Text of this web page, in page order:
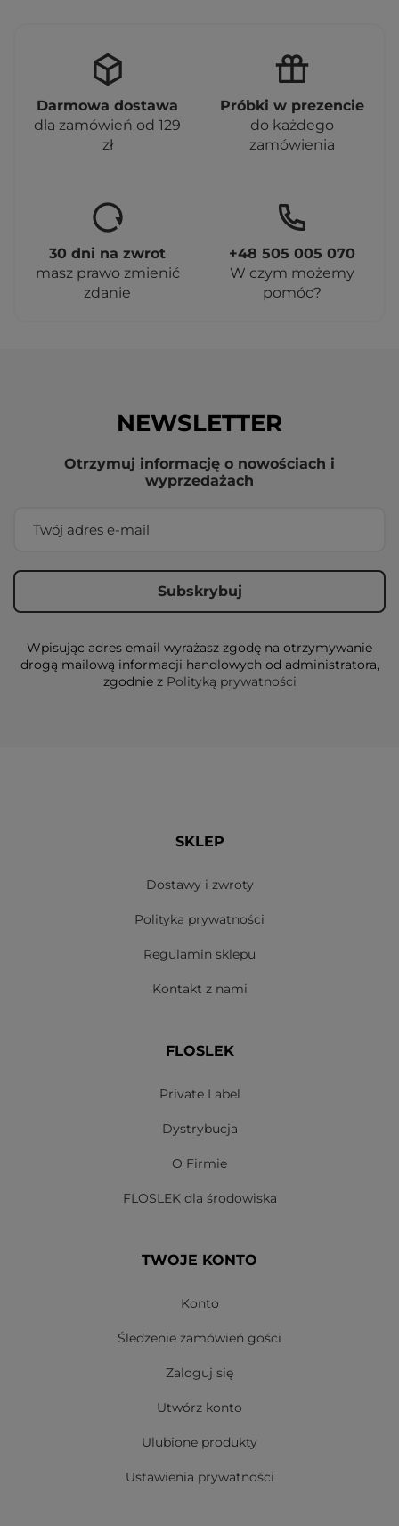
Darmowa dostawa
dla zamówień od 129
zł
Próbki w prezencie
do każdego
zamówienia
30 dni na zwrot
masz prawo zmienić
zdanie
+48 505 005 070
W czym możemy
pomóc?
NEWSLETTER
Otrzymuj informację o nowościach i
wyprzedażach
Wpisując adres email wyrażasz zgodę na otrzymywanie
drogą mailową informacji handlowych od administratora,
zgodnie z Polityką prywatności
SKLEP
Dostawy i zwroty
Polityka prywatności
Regulamin sklepu
Kontakt z nami
FLOSLEK
Private Label
Dystrybucja
O Firmie
FLOSLEK dla środowiska
TWOJE KONTO
Konto
Śledzenie zamówień gości
Zaloguj się
Utwórz konto
Ulubione produkty
Ustawienia prywatności